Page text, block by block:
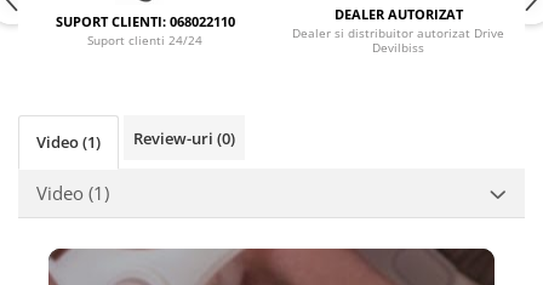
SUPORT CLIENTI: 068022110
Suport clienti 24/24
DEALER AUTORIZAT
Dealer si distribuitor autorizat Drive
Devilbiss
Video(1) Review-uri (0)
Video (1)